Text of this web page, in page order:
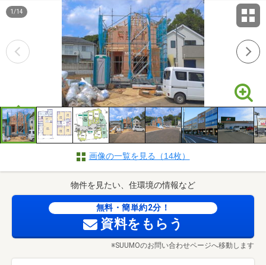
1 /14
画像の一覧を見る（14枚）
物件を見たい、住環境の情報など
無料・簡単約2分！
資料をもらう
※SUUMOのお問い合わせページへ移動します